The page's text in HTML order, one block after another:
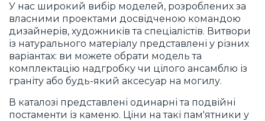
У нас широкий вибір моделей, розроблених за
власними проектами досвідченою командою
дизайнерів, художників та спеціалістів. Витвори
із натурального матеріалу представлені у різних
варіантах: ви можете обрати модель та
комплектацію надгробку чи цілого ансамблю із
граніту або будь-який аксесуар на могилу.
В каталозі представлені одинарні та подвійні
постаменти із каменю. Ціни на такі пам'ятники у